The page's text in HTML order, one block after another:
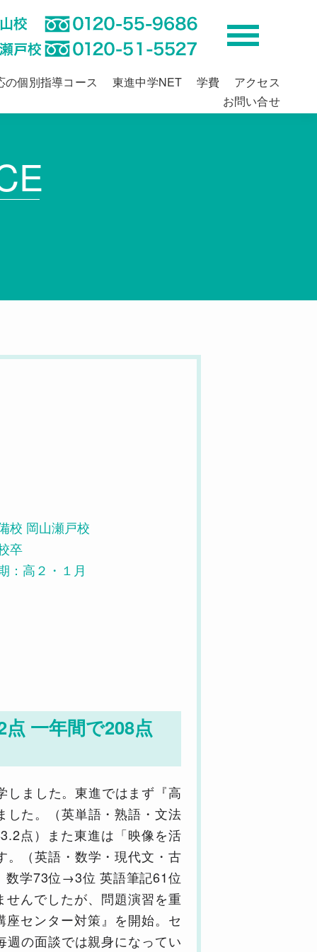
の個別指導コース 東進中学NET 学費
アクセス
お問い合せ
校 岡山瀬戸校
卒
：高２・１月
一年間で208点
しました。東進ではまず『高
した。（英単語・熟語・文法
点）また東進は「映像を活
。（英語・数学・現代文・古
数学73位→3位 英語筆記61位
んでしたが、問題演習を重
センター対策』を開始。セ
の面談では親身になってい